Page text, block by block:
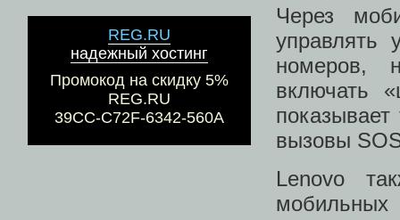
REG.RU
надежный хостинг
Промокод на скидку 5%
REG.RU
39CC-C72F-6342-560A
Через
управлять
номеров,
включать
вызовы
Lenovo